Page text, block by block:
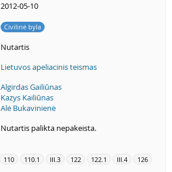
2012-05-10
Civilinė byla
Nutartis
Lietuvos apeliacinis teismas
Algirdas Gailiūnas
Kazys Kailiūnas
Alė Bukavinienė
Nutartis palikta nepakeista.
110 110.1 III.3 122 122.1 III.4
126